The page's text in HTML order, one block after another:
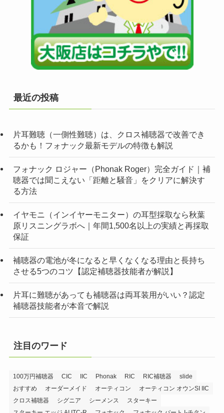
最近の投稿
片耳難聴（一側性難聴）は、クロス補聴器で改善でき
るかも！フォナック最新モデルの特徴も解説
フォナック ロジャー（Phonak Roger）完全ガイド｜補
聴器では聞こえない「距離と騒音」をクリアに解決す
る方法
イヤモニ（インイヤーモニター）の耳型採取なら秋葉
原リスニングラボへ｜年間1,500名以上の実績と再採取
保証
補聴器の電池が冬になると早くなくなる理由と長持ち
させる5つのコツ【認定補聴器技能者が解説】
片耳に難聴があっても補聴器は両耳装用がいい？認定
補聴器技能者が本音で解説
注目のワード
100万円補聴器 CIC IIC Phonak RIC RIC補聴器
slide
おすすめ
オーダーメイド オーティコン
オーティコン オウンSI IIC
クロス補聴器
シグニア シーメンス
スターキー